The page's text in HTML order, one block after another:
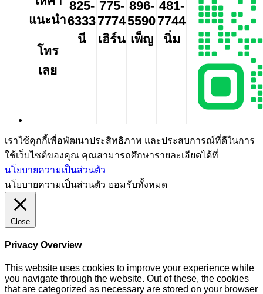
แนะนำ
โทร
เลย
825-
6333
นี
775-
7774
เอิร์น
896-
5590
เพ็ญ
481-
7744
นิ่ม
เราใช้คุกกี้เพื่อพัฒนาประสิทธิภาพ และประสบการณ์ที่ดีในการ
ใช้เว็บไซต์ของคุณ คุณสามารถศึกษารายละเอียดได้ที่
นโยบายความเป็นส่วนตัว
นโยบายความเป็นส่วนตัว ยอมรับทั้งหมด
Close
Privacy Overview
This website uses cookies to improve your experience while
you navigate through the website. Out of these, the cookies
that are categorized as necessary are stored on your browser